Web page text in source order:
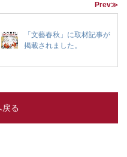
Prev≫
「文藝春秋」に取材記事が
掲載されました。
る